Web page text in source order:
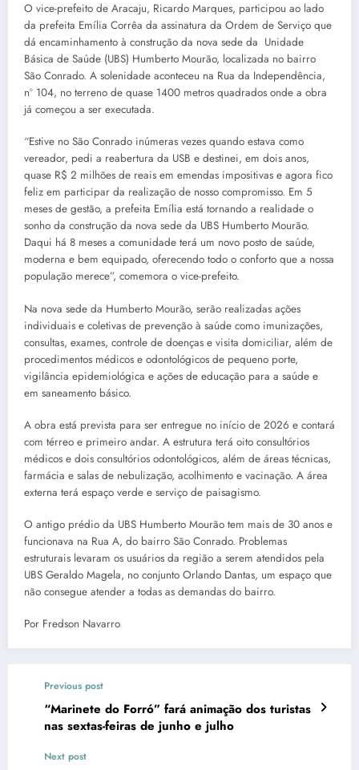
O vice-prefeito de Aracaju, Ricardo Marques, participou ao lado
da prefeita Emília Corrêa da assinatura da Ordem de Serviço que
dá encaminhamento à construção da nova sede da Unidade
Básica de Saúde (UBS) Humberto Mourão, localizada no bairro
São Conrado. A solenidade aconteceu na Rua da Independência,
nº 104, no terreno de quase 1400 metros quadrados onde a obra
já começou a ser executada.
“Estive no São Conrado inúmeras vezes quando estava como
vereador, pedi a reabertura da USB e destinei, em dois anos,
quase R$ 2 milhões de reais em emendas impositivas e agora fico
feliz em participar da realização de nosso compromisso. Em 5
meses de gestão, a prefeita Emília está tornando a realidade o
sonho da construção da nova sede da UBS Humberto Mourão.
Daqui há 8 meses a comunidade terá um novo posto de saúde,
moderna e bem equipado, oferecendo todo o conforto que a nossa
população merece”, comemora o vice-prefeito.
Na nova sede da Humberto Mourão, serão realizadas ações
individuais e coletivas de prevenção à saúde como imunizações,
consultas, exames, controle de doenças e visita domiciliar, além de
procedimentos médicos e odontológicos de pequeno porte,
vigilância epidemiológica e ações de educação para a saúde e
em saneamento básico.
A obra está prevista para ser entregue no início de 2026 e contará
com térreo e primeiro andar. A estrutura terá oito consultórios
médicos e dois consultórios odontológicos, além de áreas técnicas,
farmácia e salas de nebulização, acolhimento e vacinação. A área
externa terá espaço verde e serviço de paisagismo.
O antigo prédio da UBS Humberto Mourão tem mais de 30 anos e
funcionava na Rua A, do bairro São Conrado. Problemas
estruturais levaram os usuários da região a serem atendidos pela
UBS Geraldo Magela, no conjunto Orlando Dantas, um espaço que
não consegue atender a todas as demandas do bairro.
Por Fredson Navarro
Previous post
“Marinete do Forró” fará animação dos turistas
nas sextas-feiras de junho e julho
Next post